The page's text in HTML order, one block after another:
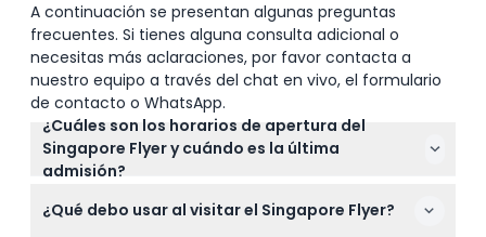
A continuación se presentan algunas preguntas
frecuentes. Si tienes alguna consulta adicional o
necesitas más aclaraciones, por favor contacta a
nuestro equipo a través del chat en vivo, el formulario
de contacto o WhatsApp.
¿Cuáles son los horarios de apertura del
Singapore Flyer y cuándo es la última
admisión?
10:00 AM a 10:00 PM, con la última admisión a las
¿Qué debo usar al visitar el Singapore Flyer?